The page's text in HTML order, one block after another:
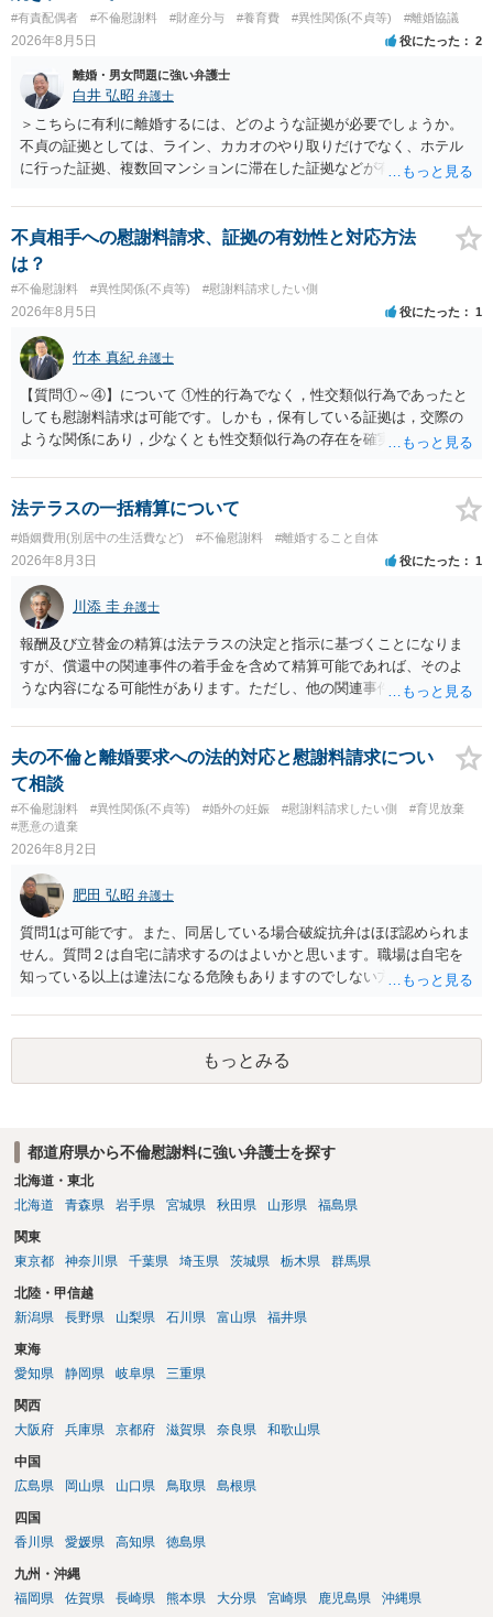
#有責配偶者 #不倫慰謝料 #財産分与 #養育費 #異性関係(不貞等) #離婚協議
2026年8月5日 役にたった 2
離婚・男女問題に強い弁護士
白井 弘昭 弁護士
＞こちらに有利に離婚するには、どのような証拠が必要でしょうか。
不貞の証拠としては、ライン、カカオのやり取りだけでなく、ホテル
に行った証拠、複数回マンションに滞在した証拠などが有効です。 不
婚する、慰謝料をとるなど）ことができると思われます。 ただし、不
貞発覚後、長期間同居を続けると、不貞を許したとの評価につながる
場合がありますので、ご注意ください。 以上、ご参考まで。
不貞相手への慰謝料請求、証拠の有効性と対応方法
は？
#不倫慰謝料 #異性関係(不貞等) #慰謝料請求したい側
2026年8月5日 役にたった 1
竹本 真紀 弁護士
【質問①～④】について ①性的行為でなく，性交類似行為であったと
しても慰謝料請求は可能です。しかも，保有している証拠は，交際の
ような関係にあり，少なくとも性交類似行為の存在を確実に証明でき
ことを窺わせるものです。）。ですから，慰謝料請求を進めることで
よいと思います。 ただ．慰謝料額については，婚姻破綻に至っていな
いとして，この点を考慮されることになるかもしれません。 ②夫との
今後のことを考えて書いてもらうか否かを検討するのがよいと思いま
す。今ある証拠以上のことを証明（証明力を強めることも含む）でき
るのであれば，前向きに検討を進めるという考え方でもよいでしょ
う。慰謝料請求としては証拠として使えることが前提であり，その価
値と夫との関係との均衡のように思います。 ③行政書士に委任をして
いるのであれば，どのような内容の委任なのか不明ですが，その行政
書士との協議になると思います。請求するか，訴訟にするか，その点
の見極めや，相手方は性交類似行為は認めているのか，それさえも否
定しているのかによって，考え方・進め方は変わってくると思いま
す。 ④性交類似行為を認めているにもかかわらず支払を拒否するので
あれば，本人（行政書士でも同じだと思います。）への対応ではあま
り変わらないように思います。減額で折り合えるなら本人様の交渉で
もよいように思いますが，ゼロかどうかの観点であれば，訴訟に進む
しかなくなるようにも思います。そうしますと，お近くの弁護士に相
談して進めることを検討した方がよいようにも思います。
法テラスの一括精算について
#婚姻費用(別居中の生活費など) #不倫慰謝料 #離婚すること自体
2026年8月3日 役にたった 1
川添 圭 弁護士
報酬及び立替金の精算は法テラスの決定と指示に基づくことになりま
すが、償還中の関連事件の着手金を含めて精算可能であれば、そのよ
うな内容になる可能性があります。ただし、他の関連事件でも相手方
情によって対応が違いますので、法テラスへお尋ねいただいた方が確
実です。
夫の不倫と離婚要求への法的対応と慰謝料請求につい
て相談
#不倫慰謝料 #異性関係(不貞等) #婚外の妊娠 #慰謝料請求したい側
#育児放棄
#悪意の遺棄
2026年8月2日
肥田 弘昭 弁護士
質問1は可能です。また、同居している場合破綻抗弁はほぼ認められま
せん。質問２は自宅に請求するのはよいかと思います。職場は自宅を
知っている以上は違法になる危険もありますのでしない方が良いで
かと思います。有責配偶者ですので相手方からの離婚は拒否しても仮
に訴訟されても法的に成立しません。質問５は認知すると養育費支払
い、相続権が発生します。合意があれば法的に可能ですが法律で強制
することはできません。質問６は可能です。質問７は不貞行為の写真
もっとみる
都道府県から不倫慰謝料に強い弁護士を探す
北海道・東北
北海道
青森県 岩手県 宮城県 秋田県 山形県 福島県
関東
東京都
神奈川県 千葉県 埼玉県 茨城県 栃木県 群馬県
北陸・甲信越
新潟県
長野県 山梨県 石川県 富山県 福井県
東海
愛知県
静岡県 岐阜県 三重県
関西
大阪府
兵庫県 京都府 滋賀県 奈良県 和歌山県
中国
広島県
岡山県 山口県 鳥取県 島根県
四国
香川県
愛媛県 高知県 徳島県
九州・沖縄
福岡県
佐賀県 長崎県 熊本県 大分県 宮崎県 鹿児島県 沖縄県